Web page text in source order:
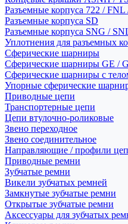
Разъемные корпуса 722 / FNL
Разъемные корпуса SD
Разъемные корпуса SNG /
Уплотнения для разъемных
Сферические шарниры
Сферические шарниры GE /
Сферические шарниры с
Упорные сферические
Приводные цепи
Транспортерные цепи
Цепи втулочно-роликовые
Звено переходное
Звено соединительное
Направляющие / профили
Приводные ремни
Зубчатые ремни
Викели зубчатых ремней
Замкнутые зубчатые ремни
Открытые зубчатые ремни
Аксессуары для зубчатых